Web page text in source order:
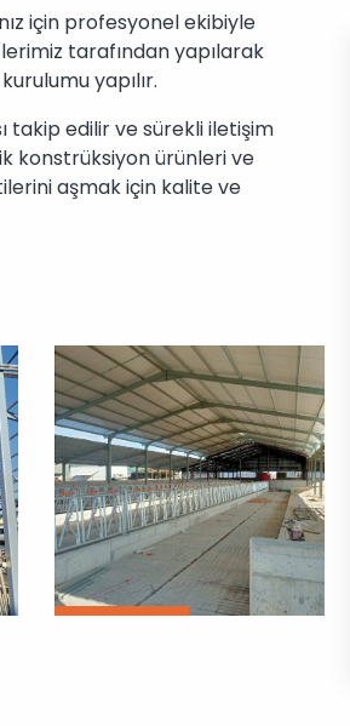
için profesyonel ekibiyle
tarafından yapılarak
yapılır.
takip edilir ve sürekli iletişim
konstrüksiyon ürünleri ve
aşmak için kalite ve